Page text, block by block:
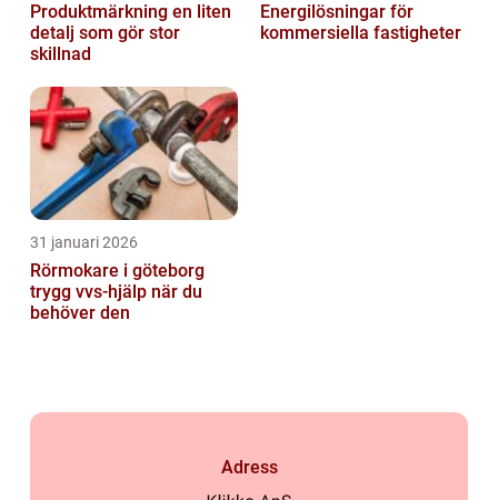
Produktmärkning en liten
detalj som gör stor
skillnad
Energilösningar för
kommersiella fastigheter
31 januari 2026
Rörmokare i göteborg
trygg vvs-hjälp när du
behöver den
Adress